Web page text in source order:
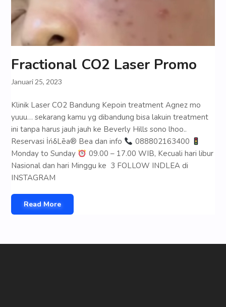
Fractional CO2 Laser Promo
Januari 25, 2023
Klinik Laser CO2 Bandung Kepoin treatment Agnez mo
yuuu… sekarang kamu yg dibandung bisa lakuin treatment
ini tanpa harus jauh jauh ke Beverly Hills sono lhoo..
Reservasi İńδLēa® Bea dan info
088802163400
Monday to Sunday
09.00 – 17.00 WIB, Kecuali hari libur
Nasional dan hari Minggu ke 3 FOLLOW INDLEA di
INSTAGRAM
Read More